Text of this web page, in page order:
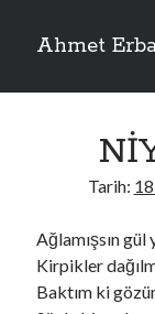
Ahmet
Yan
Menü
ELİF BENİ BIRAKMA
ÖLÜM GELSİN
DOĞRU YOLDAN
Tarih:
Ağlamışsın
Kirpikler
Baktım ki